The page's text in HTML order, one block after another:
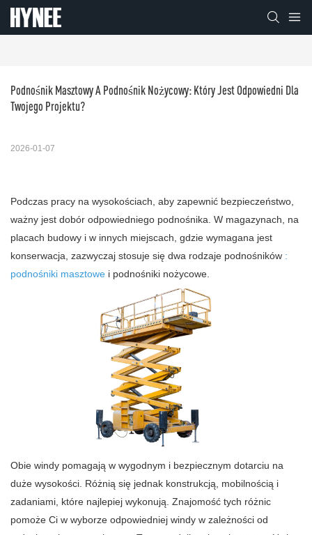
Podnośnik Masztowy A Podnośnik Nożycowy: Który Jest Odpowiedni Dla
Twojego Projektu?
2026-01-07
Podczas pracy na wysokościach, aby zapewnić bezpieczeństwo,
ważny jest dobór odpowiedniego podnośnika. W magazynach, na
placach budowy i w innych miejscach, gdzie wymagana jest
konserwacja, zazwyczaj stosuje się dwa rodzaje podnośników :
podnośniki masztowe i podnośniki nożycowe.
Obie windy pomagają w wygodnym i bezpiecznym dotarciu na
duże wysokości. Różnią się jednak konstrukcją, mobilnością i
zadaniami, które najlepiej wykonują. Znajomość tych różnic
pomoże Ci w wyborze odpowiedniej windy w zależności od